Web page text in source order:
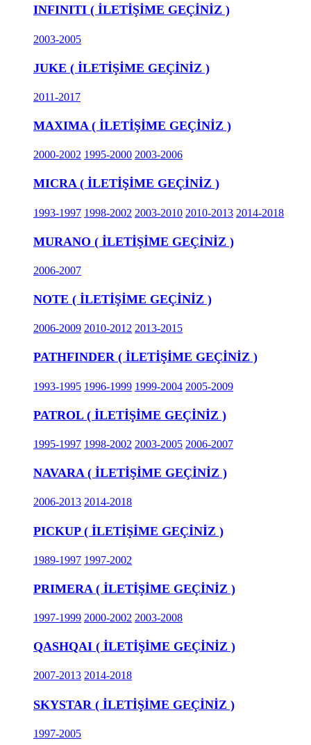
INFINITI ( İLETİŞİME GEÇİNİZ )
2003-2005
JUKE ( İLETİŞİME GEÇİNİZ )
2011-2017
MAXIMA ( İLETİŞİME GEÇİNİZ )
2000-2002 1995-2000 2003-2006
MICRA ( İLETİŞİME GEÇİNİZ )
1993-1997 1998-2002 2003-2010 2010-2013 2014-2018
MURANO ( İLETİŞİME GEÇİNİZ )
2006-2007
NOTE ( İLETİŞİME GEÇİNİZ )
2006-2009 2010-2012 2013-2015
PATHFINDER ( İLETİŞİME GEÇİNİZ )
1993-1995 1996-1999 1999-2004 2005-2009
PATROL ( İLETİŞİME GEÇİNİZ )
1995-1997 1998-2002 2003-2005 2006-2007
NAVARA ( İLETİŞİME GEÇİNİZ )
2006-2013 2014-2018
PICKUP ( İLETİŞİME GEÇİNİZ )
1989-1997 1997-2002
PRIMERA ( İLETİŞİME GEÇİNİZ )
1997-1999 2000-2002 2003-2008
QASHQAI ( İLETİŞİME GEÇİNİZ )
2007-2013 2014-2018
SKYSTAR ( İLETİŞİME GEÇİNİZ )
1997-2005